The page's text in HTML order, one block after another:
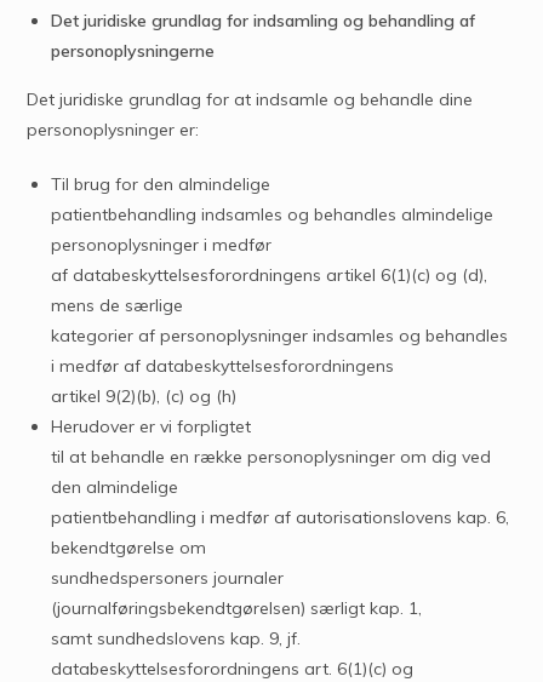
Det juridiske grundlag for indsamling og behandling af
personoplysningerne
Det juridiske grundlag for at indsamle og behandle dine
personoplysninger er:
Til brug for den almindelige
patientbehandling indsamles og behandles almindelige
personoplysninger i medfør
af databeskyttelsesforordningens artikel 6(1)(c) og (d),
mens de særlige
kategorier af personoplysninger indsamles og behandles
i medfør af databeskyttelsesforordningens
artikel 9(2)(b), (c) og (h)
Herudover er vi forpligtet
til at behandle en række personoplysninger om dig ved
den almindelige
patientbehandling i medfør af autorisationslovens kap. 6,
bekendtgørelse om
sundhedspersoners journaler
(journalføringsbekendtgørelsen) særligt kap. 1,
samt sundhedslovens kap. 9, jf.
databeskyttelsesforordningens art. 6(1)(c) og